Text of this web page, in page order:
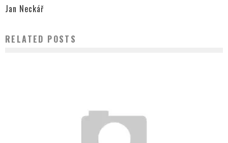
Jan Neckář
RELATED POSTS